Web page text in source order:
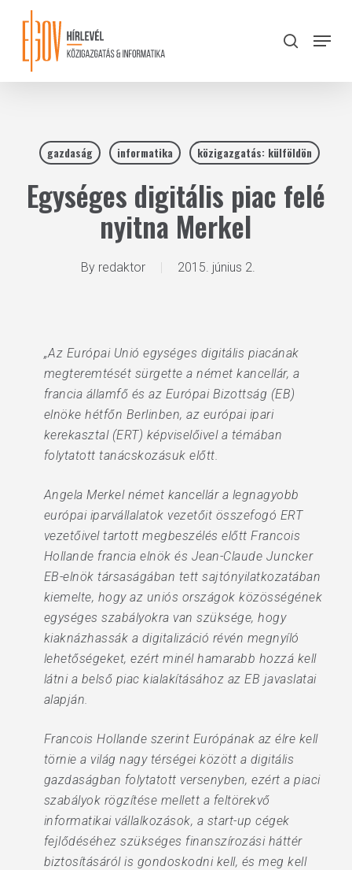
content
search
Menu
gazdaság informatika közigazgatás: külföldön
Egységes digitális piac felé
nyitna Merkel
By redaktor 2015. június 2.
„Az Európai Unió egységes digitális piacának
megteremtését sürgette a német kancellár, a
francia államfő és az Európai Bizottság (EB)
elnöke hétfőn Berlinben, az európai ipari
kerekasztal (ERT) képviselőivel a témában
folytatott tanácskozásuk előtt.
Angela Merkel német kancellár a legnagyobb
európai iparvállalatok vezetőit összefogó ERT
vezetőivel tartott megbeszélés előtt Francois
Hollande francia elnök és Jean-Claude Juncker
EB-elnök társaságában tett sajtónyilatkozatában
kiemelte, hogy az uniós országok közösségének
egységes szabályokra van szüksége, hogy
kiaknázhassák a digitalizáció révén megnyíló
lehetőségeket, ezért minél hamarabb hozzá kell
látni a belső piac kialakításához az EB javaslatai
alapján.
Francois Hollande szerint Európának az élre kell
törnie a világ nagy térségei között a digitális
gazdaságban folytatott versenyben, ezért a piaci
szabályok rögzítése mellett a feltörekvő
informatikai vállalkozások, a start-up cégek
fejlődéséhez szükséges finanszírozási háttér
biztosításáról is gondoskodni kell, és meg kell
Close